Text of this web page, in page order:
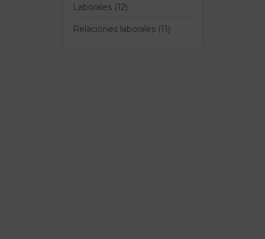
Laborales (12)
Relaciones laborales (11)